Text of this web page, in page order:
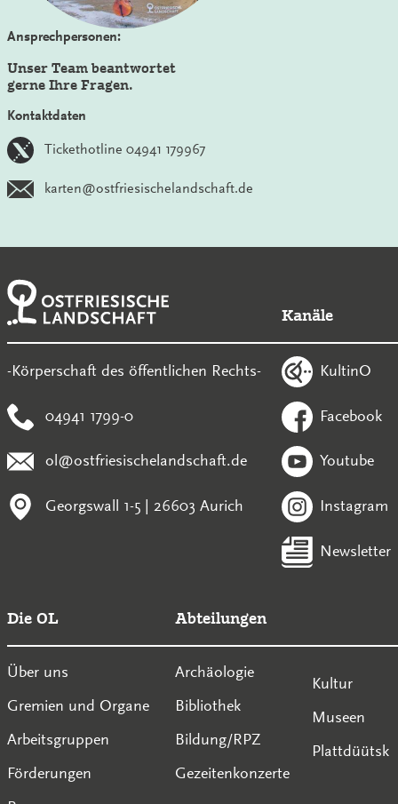
Ansprechpersonen:
Unser Team beantwortet
gerne Ihre Fragen.
Kontaktdaten
Tickethotline 04941 179967
karten@ostfriesischelandschaft.de
-Körperschaft des öffentlichen Rechts-
04941 1799-0
ol@ostfriesischelandschaft.de
Georgswall 1-5 | 26603 Aurich
Kanäle
KultinO
Facebook
Youtube
Instagram
Newsletter
Die OL
Über uns
Gremien und Organe
Arbeitsgruppen
Förderungen
Abteilungen
Archäologie
Bibliothek
Bildung/RPZ
Gezeitenkonzerte
Kultur
Museen
Plattdüütsk